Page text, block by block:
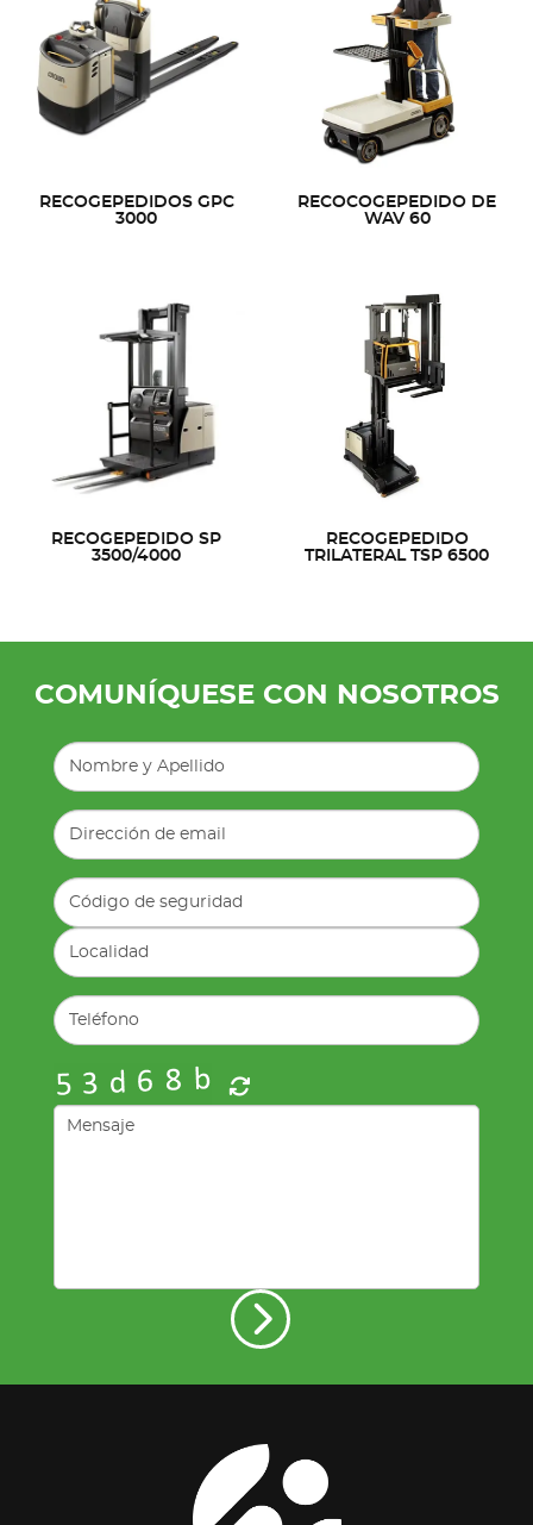
RECOGEPEDIDOS GPC
3000
RECOCOGEPEDIDO DE
WAV 60
RECOGEPEDIDO SP
3500/4000
RECOGEPEDIDO
TRILATERAL TSP 6500
COMUNÍQUESE CON NOSOTROS